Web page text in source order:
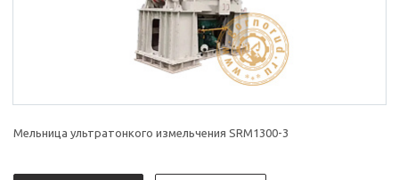
Мельница ультратонкого измельчения SRM1300-3